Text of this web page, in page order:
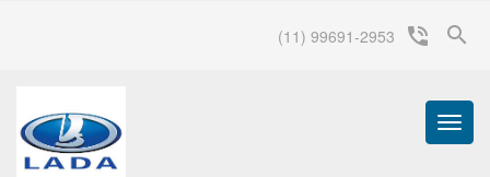
search
(11) 99691-2953 phone_in_talk
Menu